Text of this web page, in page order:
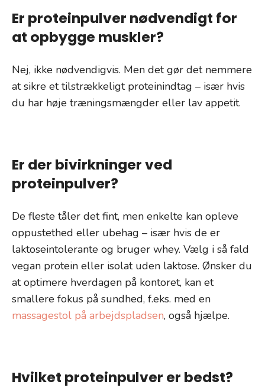
Er proteinpulver nødvendigt for
at opbygge muskler?
Nej, ikke nødvendigvis. Men det gør det nemmere
at sikre et tilstrækkeligt proteinindtag – især hvis
du har høje træningsmængder eller lav appetit.
Er der bivirkninger ved
proteinpulver?
De fleste tåler det fint, men enkelte kan opleve
oppustethed eller ubehag – især hvis de er
laktoseintolerante og bruger whey. Vælg i så fald
vegan protein eller isolat uden laktose. Ønsker du
at optimere hverdagen på kontoret, kan et
smallere fokus på sundhed, f.eks. med en
massagestol på arbejdspladsen, også hjælpe.
Hvilket proteinpulver er bedst?